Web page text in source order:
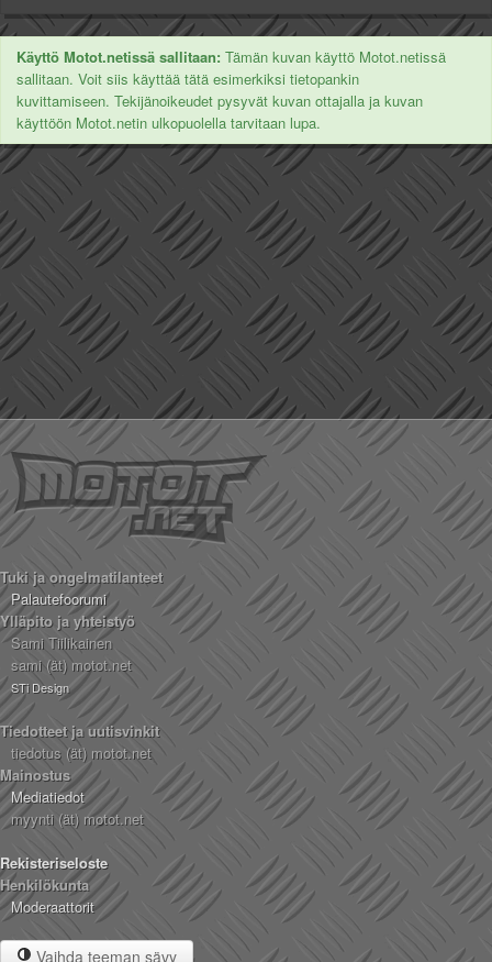
Käyttö Motot.netissä sallitaan: Tämän kuvan käyttö Motot.netissä
sallitaan. Voit siis käyttää tätä esimerkiksi tietopankin
kuvittamiseen. Tekijänoikeudet pysyvät kuvan ottajalla ja kuvan
käyttöön Motot.netin ulkopuolella tarvitaan lupa.
Tuki ja ongelmatilanteet
Palautefoorumi
Ylläpito ja yhteistyö
Sami Tiilikainen
sami (ät) motot.net
STi Design
Tiedotteet ja uutisvinkit
tiedotus (ät) motot.net
Mainostus
Mediatiedot
myynti (ät) motot.net
Rekisteriseloste
Henkilökunta
Moderaattorit
Vaihda teeman sävy